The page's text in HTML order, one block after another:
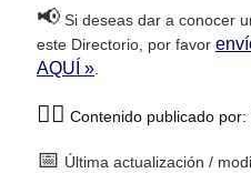
📢 Si deseas dar a conocer
este Directorio, por favor
AQUÍ »
🙋‍♂️ Contenido publicado
📅 Última actualización /